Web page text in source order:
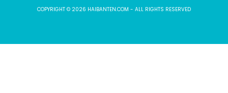
COPYRIGHT © 2026 HAIBANTEN.COM - ALL RIGHTS RESERVED